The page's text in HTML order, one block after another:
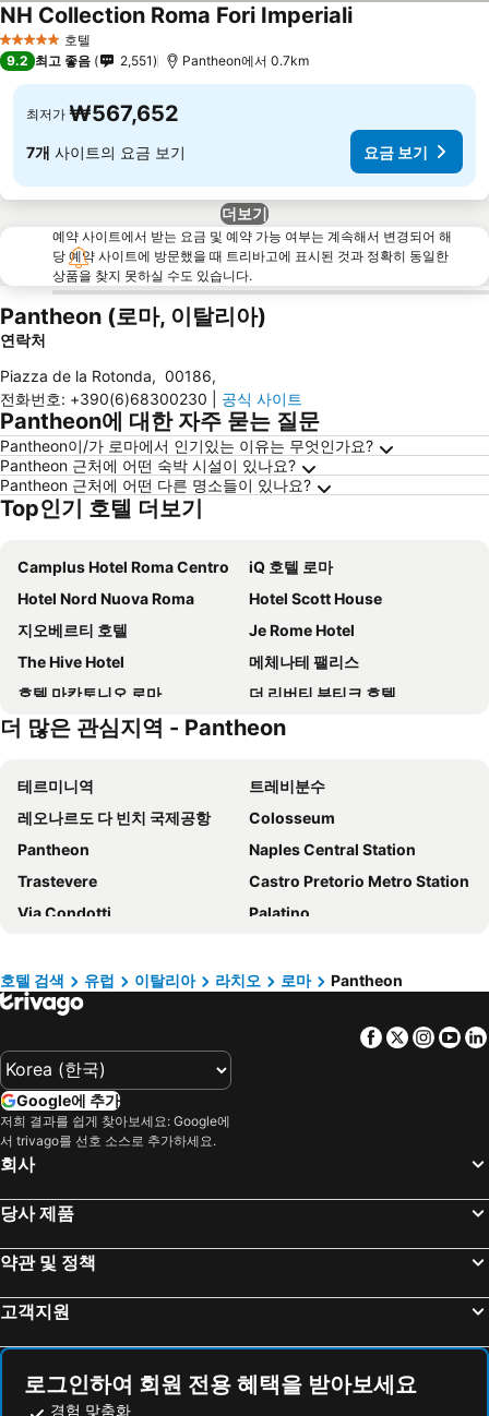
5 성급 호텔
NH Collection Roma Fori Imperiali
9.2 최고 좋음 2,551 Pantheon에서 0.7km
최저가 ₩567,652
7개 사이트의 요금 보기 요금 보기
더보기
예약 사이트에서 받는 요금 및 예약 가능 여부는 계속해서 변경되어 해
당 예약 사이트에 방문했을 때 트리바고에 표시된 것과 정확히 동일한
상품을 찾지 못하실 수도 있습니다.
Pantheon (로마, 이탈리아)
연락처
Piazza de la Rotonda, 00186,
전화번호: +390(6)68300230 공식 사이트
Pantheon에 대한 자주 묻는 질문
Pantheon이/가 로마에서 인기있는 이유는 무엇인가요?
Pantheon 근처에 어떤 숙박 시설이 있나요?
Pantheon 근처에 어떤 다른 명소들이 있나요?
Top인기 호텔 더보기
Camplus Hotel Roma Centro
iQ 호텔 로마
Hotel Nord Nuova Roma
Hotel Scott House
지오베르티 호텔
Je Rome Hotel
The Hive Hotel
메체나테 팰리스
호텔 마칸토니오 로마
더 리버티 부티크 호텔
호텔 지글리오 델 오페라
hu Roma Camping In Town
호텔 파트리아
타오르미나
호텔 피에몬테
메이닌게르 로마 테르미니
Augusta Lucilla Palace
티레노 호텔
Hotel Varese Roma
Palazzo Velabro, a Member of Design Hotels
Giuturna Boutique Hotel
Hotel Delle Nazioni
예스 호텔
Casa I Cappuccini
Hotel OKAPI
호텔 델리 임페라토리
The Britannia Hotel
롬 메리어트 파크 호텔
The Republic Hotel
콩코드
Hotel Des Epoques
스마트 호텔
Hotel Elite
Aparthotel Colombo Roma
콜론나 팰리스 호텔
Crowne Plaza Rome - St. Peters By Ihg
Antico Albergo del Sole al Pantheon
The Pantheon Iconic Rome Hotel, Autograph Collection
더 많은 관심지역 - Pantheon
테르미니역
트레비분수
레오나르도 다 빈치 국제공항
Colosseum
Pantheon
Naples Central Station
Trastevere
Castro Pretorio Metro Station
Via Condotti
Palatino
Terme di Cellomaio
Napoli Sotterranea
Basilica di Santa Maria Maggiore
EUR Magliana Metro Station
Mariner Canoa Club - Piscina delle Rose Club
Piazza Della Rotonda
Basilica di Santa Maria sopra Minerva
Sant'Eustachio
Palazzo Madama
Palazzo Montecitorio
Ludovisi
Mercatino natalizio di Piazza Navona
Piazza Colonna
Colonna
Area Sacra di Largo Argentina
Basilica di Santa Maria in Via Lata
Laguna Village
호텔 검색 유럽 이탈리아 라치오 로마 Pantheon
Facebook
Twitter
Google에 추가
저희 결과를 쉽게 찾아보세요: Google에
서 trivago를 선호 소스로 추가하세요.
회사
당사 제품
약관 및 정책
고객지원
로그인하여 회원 전용 혜택을 받아보세요
경험 맞춤화